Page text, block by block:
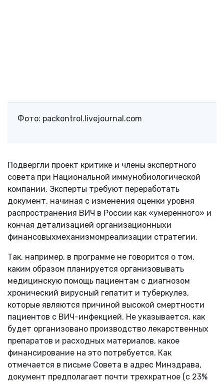
Фото: packontrol.livejournal.com
Подвергли проект критике и члены экспертного
совета при Национальной иммунобиологической
компании. Эксперты требуют переработать
документ, начиная с изменения оценки уровня
распространения ВИЧ в России как «умеренного» и
кончая детализацией организационныхи
финансовыхмеханизмомреализации стратегии.
Так, например, в программе не говорится о том,
каким образом планируется организовывать
медицинскую помощь пациентам с диагнозом
хронический вирусный гепатит и туберкулез,
которые являются причиной высокой смертности
пациентов с ВИЧ-инфекцией. Не указывается, как
будет организовано производство лекарственных
препаратов и расходных материалов, какое
финансирование на это потребуется. Как
отмечается в письме Совета в адрес Минздрава,
документ предполагает почти трехкратное (с 23%